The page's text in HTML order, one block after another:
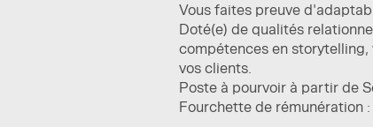
Vous faites preuve
Doté(e) de qualités
compétences en storytelling,
vos clients.
Poste à pourvoir à partir de
Fourchette de rémunération